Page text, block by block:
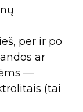
per ir po
ar
—
(tai